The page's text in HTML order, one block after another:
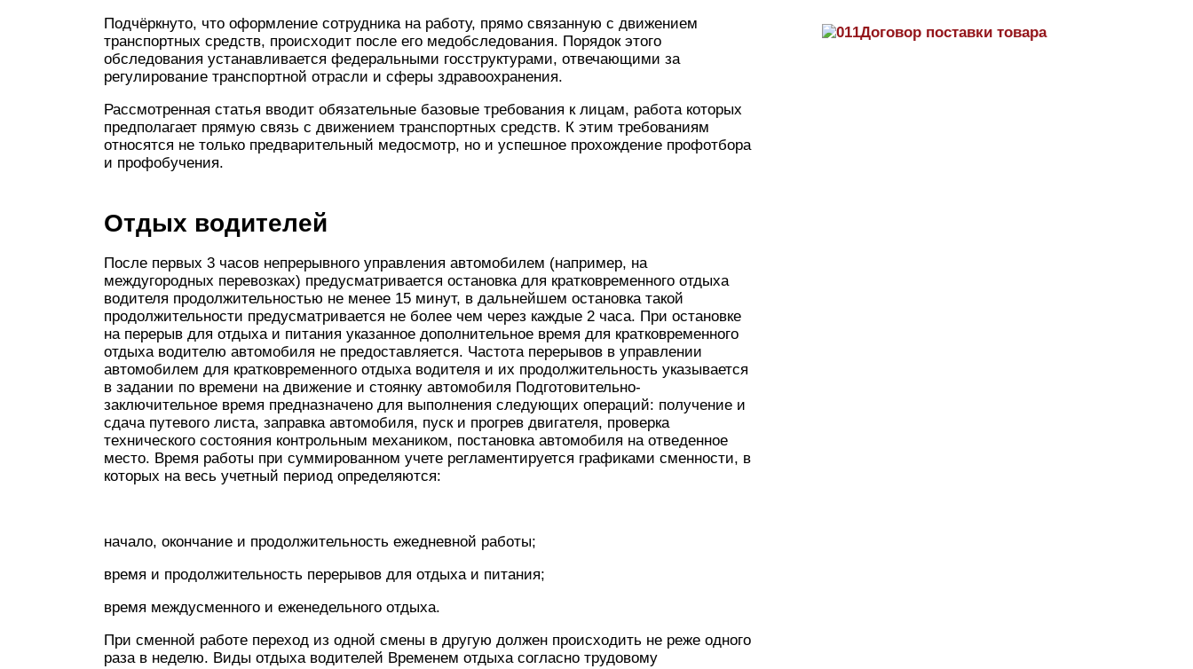
Подчёркнуто, что оформление сотрудника на работу, прямо связанную с движением
транспортных средств, происходит после его медобследования. Порядок этого
обследования устанавливается федеральными госструктурами, отвечающими за
регулирование транспортной отрасли и сферы здравоохранения.
Рассмотренная статья вводит обязательные базовые требования к лицам, работа которых
предполагает прямую связь с движением транспортных средств. К этим требованиям
относятся не только предварительный медосмотр, но и успешное прохождение профотбора
и профобучения.
Отдых водителей
После первых 3 часов непрерывного управления автомобилем (например, на
междугородных перевозках) предусматривается остановка для кратковременного отдыха
водителя продолжительностью не менее 15 минут, в дальнейшем остановка такой
продолжительности предусматривается не более чем через каждые 2 часа. При остановке
на перерыв для отдыха и питания указанное дополнительное время для кратковременного
отдыха водителю автомобиля не предоставляется. Частота перерывов в управлении
автомобилем для кратковременного отдыха водителя и их продолжительность указывается
в задании по времени на движение и стоянку автомобиля Подготовительно-
заключительное время предназначено для выполнения следующих операций: получение и
сдача путевого листа, заправка автомобиля, пуск и прогрев двигателя, проверка
технического состояния контрольным механиком, постановка автомобиля на отведенное
место. Время работы при суммированном учете регламентируется графиками сменности, в
которых на весь учетный период определяются:
начало, окончание и продолжительность ежедневной работы;
время и продолжительность перерывов для отдыха и питания;
время междусменного и еженедельного отдыха.
При сменной работе переход из одной смены в другую должен происходить не реже одного
раза в неделю. Виды отдыха водителей Временем отдыха согласно трудовому
Договор поставки товара